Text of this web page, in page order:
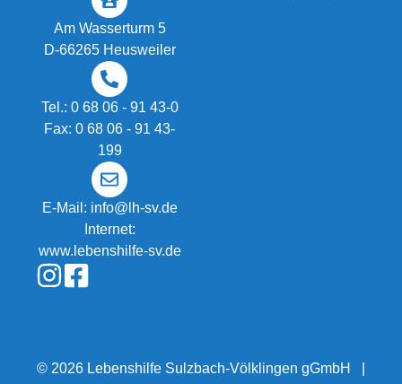
Am Wasserturm 5
D-66265 Heusweiler
Tel.: 0 68 06 - 91 43-0
Fax: 0 68 06 - 91 43-
199
E-Mail: info@lh-sv.de
Internet:
www.lebenshilfe-sv.de
© 2026 Lebenshilfe Sulzbach-Völklingen gGmbH